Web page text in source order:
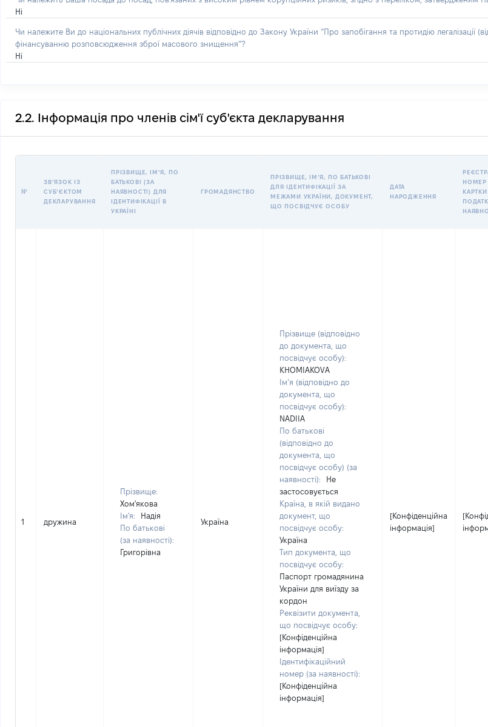
Ні
Чи належите Ви до національних публічних діячів відповідно до Закону України “Про запобігання та протидію
фінансуванню розповсюдження зброї масового знищення”?
Ні
2.2. Інформація про членів сім'ї суб'єкта декларування
№
ЗВʼЯЗОК ІЗ
СУБʼЄКТОМ
ДЕКЛАРУВАННЯ
ПРІЗВИЩЕ, ІМʼЯ, ПО
БАТЬКОВІ (ЗА
НАЯВНОСТІ) ДЛЯ
ІДЕНТИФІКАЦІЇ В
УКРАЇНІ
ГРОМАДЯНСТВО
ПРІЗВИЩЕ, ІМʼЯ, ПО БАТЬКОВІ
ДЛЯ ІДЕНТИФІКАЦІЇ ЗА
МЕЖАМИ УКРАЇНИ, ДОКУМЕНТ,
ЩО ПОСВІДЧУЄ ОСОБУ
ДАТА
НАРОДЖЕННЯ
НОМЕР
1 дружина
Прізвище:
Хом'якова
Ім'я:
Надія
По батькові
(за наявності):
Григорівна
Україна
Прізвище (відповідно
до документа, що
посвідчує особу):
KHOMIAKOVA
Ім’я (відповідно до
документа, що
посвідчує особу):
NADIIA
По батькові
(відповідно до
документа, що
посвідчує особу) (за
наявності):
Не
застосовується
Країна, в якій видано
документ, що
посвідчує особу:
Україна
Тип документа, що
посвідчує особу:
Паспорт громадянина
України для виїзду за
кордон
Реквізити документа,
що посвідчує особу:
[Конфіденційна
інформація]
Ідентифікаційний
номер (за наявності):
[Конфіденційна
інформація]
[Конфіденційна
інформація]